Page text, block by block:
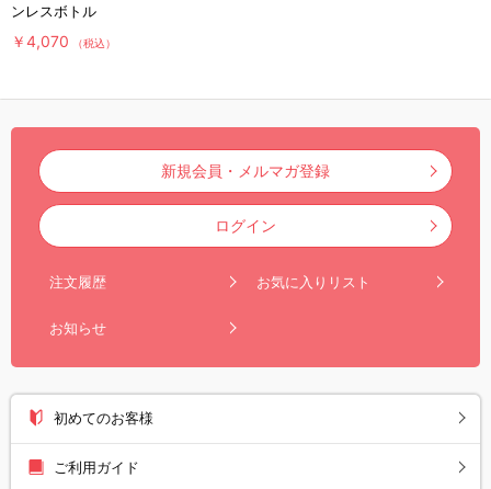
ンレスボトル
￥4,070 （税込）
新規会員・メルマガ登録
ログイン
注文履歴 お気に入りリスト
お知らせ
初めてのお客様
ご利用ガイド